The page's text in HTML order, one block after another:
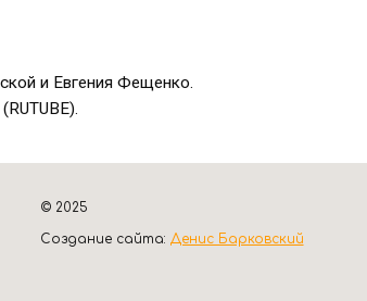
и Евгения Фещенко.
RUTUBE).
© 2025
Создание сайта: Денис Барковский